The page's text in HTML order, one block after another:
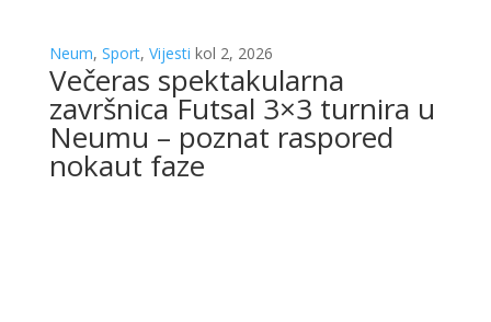
Neum, Sport, Vijesti kol 2, 2026
Večeras spektakularna
završnica Futsal 3×3 turnira u
Neumu – poznat raspored
nokaut faze